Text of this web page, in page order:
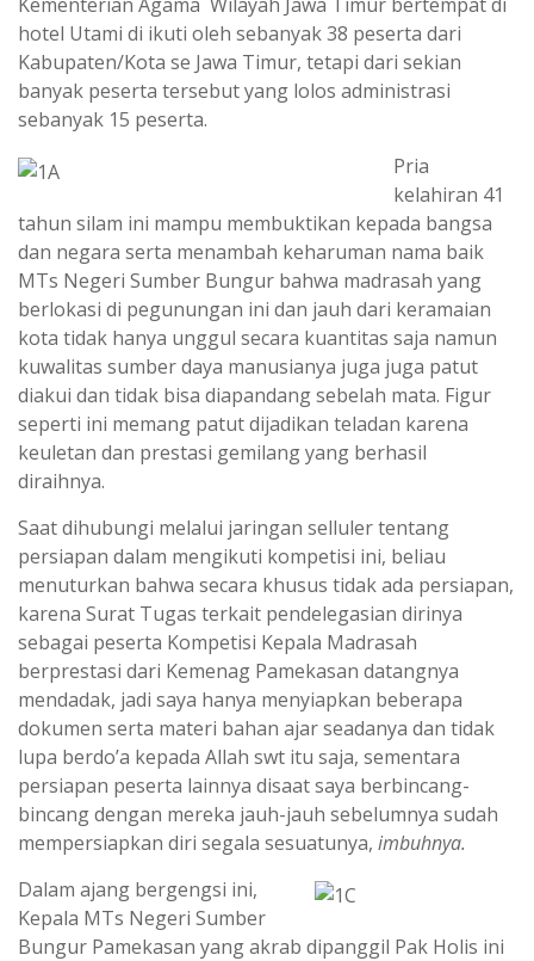
hotel Utami di ikuti oleh sebanyak 38 peserta dari
Kabupaten/Kota se Jawa Timur, tetapi dari sekian
banyak peserta tersebut yang lolos administrasi
sebanyak 15 peserta.
Pria
kelahiran 41
tahun silam ini mampu membuktikan kepada bangsa
dan negara serta menambah keharuman nama baik
MTs Negeri Sumber Bungur bahwa madrasah yang
berlokasi di pegunungan ini dan jauh dari keramaian
kota tidak hanya unggul secara kuantitas saja namun
kuwalitas sumber daya manusianya juga juga patut
diakui dan tidak bisa diapandang sebelah mata. Figur
seperti ini memang patut dijadikan teladan karena
keuletan dan prestasi gemilang yang berhasil
diraihnya.
Saat dihubungi melalui jaringan selluler tentang
persiapan dalam mengikuti kompetisi ini, beliau
menuturkan bahwa secara khusus tidak ada persiapan,
karena Surat Tugas terkait pendelegasian dirinya
sebagai peserta Kompetisi Kepala Madrasah
berprestasi dari Kemenag Pamekasan datangnya
mendadak, jadi saya hanya menyiapkan beberapa
dokumen serta materi bahan ajar seadanya dan tidak
lupa berdo’a kepada Allah swt itu saja, sementara
persiapan peserta lainnya disaat saya berbincang-
bincang dengan mereka jauh-jauh sebelumnya sudah
mempersiapkan diri segala sesuatunya, imbuhnya.
Dalam ajang bergengsi ini,
Kepala MTs Negeri Sumber
Bungur Pamekasan yang akrab dipanggil Pak Holis ini